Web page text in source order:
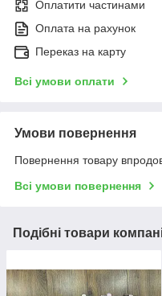
Оплатити частинами
Оплата на рахунок
Переказ на карту
Всі умови оплати
Умови повернення
Повернення товару
Всі умови повернення
Подібні товари